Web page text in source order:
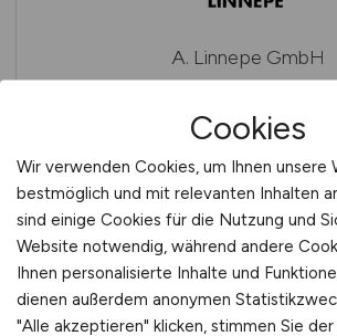
A. Linnepe GmbH
A. Menarini Research & Business
Cookies
Wir verwenden Cookies, um Ihnen unsere
bestmöglich und mit relevanten Inhalten
sind einige Cookies für die Nutzung und
Website notwendig, während andere
Ihnen personalisierte Inhalte und
dienen außerdem anonymen
"Alle akzeptieren" klicken, stimmen Sie